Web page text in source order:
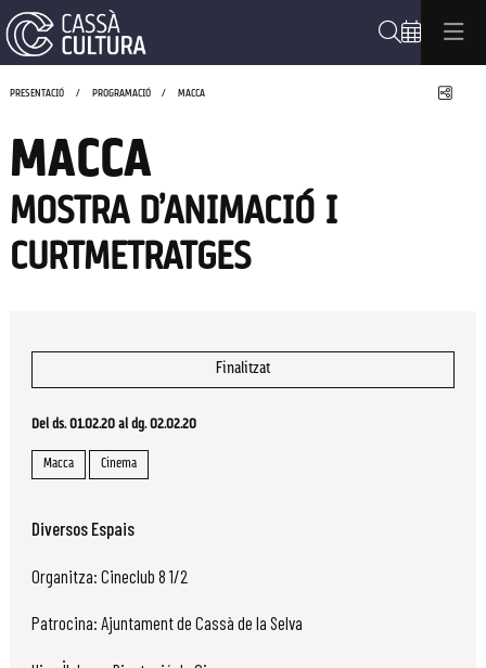
PRESENTACIÓ PROGRAMACIÓ MACCA
MACCA
MOSTRA D’ANIMACIÓ I
CURTMETRATGES
Finalitzat
Del ds. 01.02.20 al dg. 02.02.20
Macca Cinema
Diversos Espais
Organitza: Cineclub 8 1/2
Patrocina: Ajuntament de Cassà de la Selva